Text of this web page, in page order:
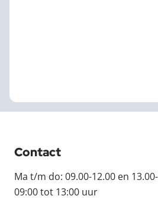
Contact
Ma t/m do: 09.00-12.00 en
09:00 tot 13:00 uur